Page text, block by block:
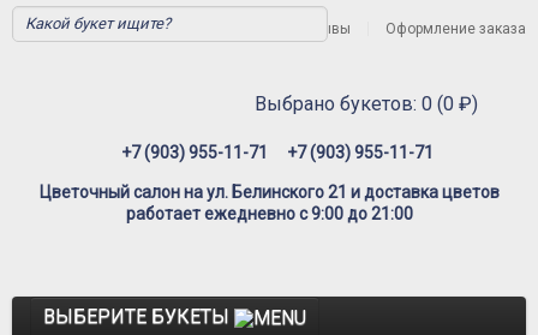
Вход Отзывы Оформление заказа
Выбрано букетов: 0 (0 ₽)
+7 (903) 955-11-71 +7 (903) 955-11-71
Цветочный салон на ул. Белинского 21 и доставка цветов
работает ежедневно с 9:00 до 21:00
ВЫБЕРИТЕ БУКЕТЫ